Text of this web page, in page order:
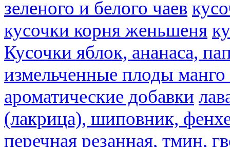
зеленого и белого чаев
кусочки корня женьшеня
Кусочки яблок, ананаса,
измельченные плоды
ароматические добавки
(лакрица), шиповник,
перечная резанная, тмин,